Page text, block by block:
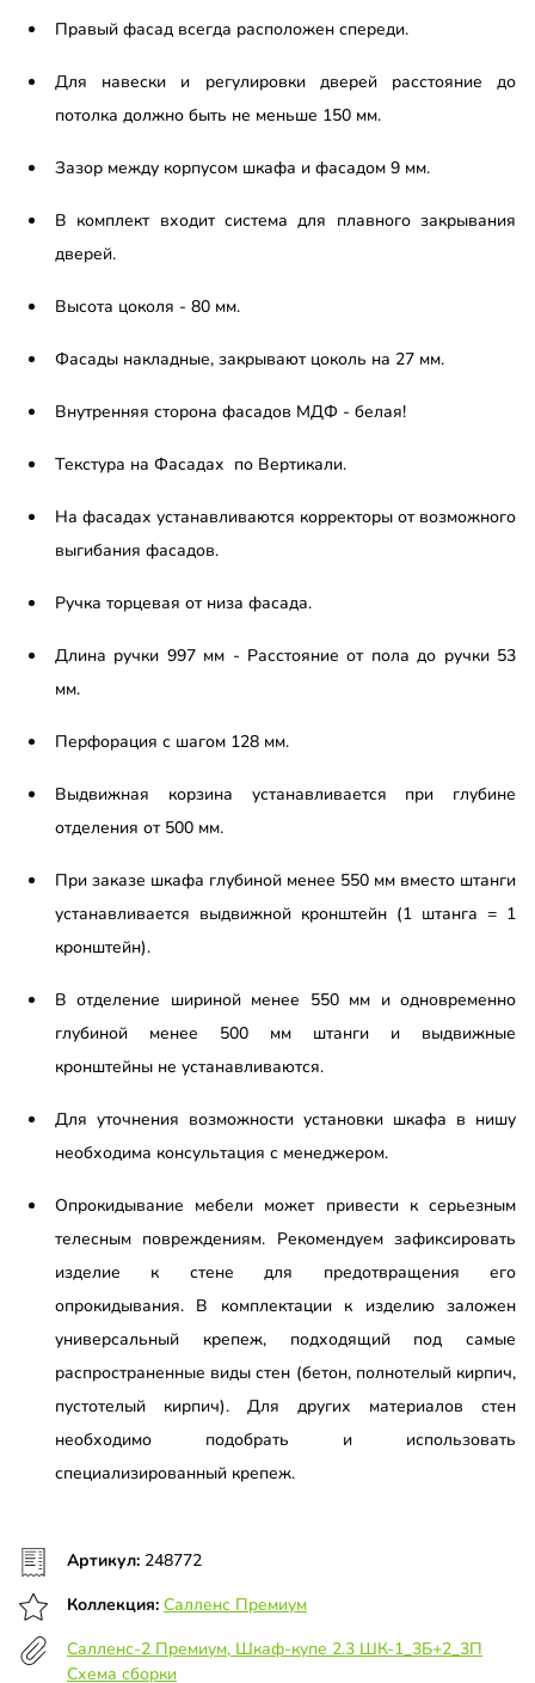
Правый фасад всегда расположен спереди.
Для навески и регулировки дверей расстояние до
потолка должно быть не меньше 150 мм.
Зазор между корпусом шкафа и фасадом 9 мм.
В комплект входит система для плавного закрывания
дверей.
Высота цоколя - 80 мм.
Фасады накладные, закрывают цоколь на 27 мм.
Внутренняя сторона фасадов МДФ - белая!
Текстура на Фасадах по Вертикали.
На фасадах устанавливаются корректоры от возможного
выгибания фасадов.
Ручка торцевая от низа фасада.
Длина ручки 997 мм - Расстояние от пола до ручки 53
мм.
Перфорация с шагом 128 мм.
Выдвижная корзина устанавливается при глубине
отделения от 500 мм.
При заказе шкафа глубиной менее 550 мм вместо штанги
устанавливается выдвижной кронштейн (1 штанга = 1
кронштейн).
В отделение шириной менее 550 мм и одновременно
глубиной менее 500 мм штанги и выдвижные
кронштейны не устанавливаются.
Для уточнения возможности установки шкафа в нишу
необходима консультация с менеджером.
Опрокидывание мебели может привести к серьезным
телесным повреждениям. Рекомендуем зафиксировать
изделие к стене для предотвращения его
опрокидывания. В комплектации к изделию заложен
универсальный крепеж, подходящий под самые
распространенные виды стен (бетон, полнотелый кирпич,
пустотелый кирпич). Для других материалов стен
необходимо подобрать и использовать
специализированный крепеж.
Артикул: 248772
Коллекция: Салленс Премиум
Салленс-2 Премиум, Шкаф-купе 2.3 ШК-1_3Б+2_3П
Схема сборки